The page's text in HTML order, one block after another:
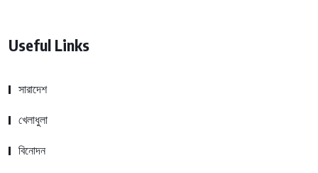
Useful Links
সারাদেশ
খেলাধুলা
বিনোদন